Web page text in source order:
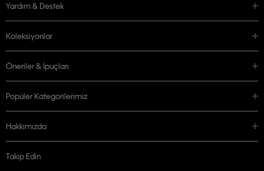
Yardım & Destek
Koleksiyonlar
Öneriler & İpuçları
Popüler Kategorilerimiz
Hakkımızda
Takip Edin